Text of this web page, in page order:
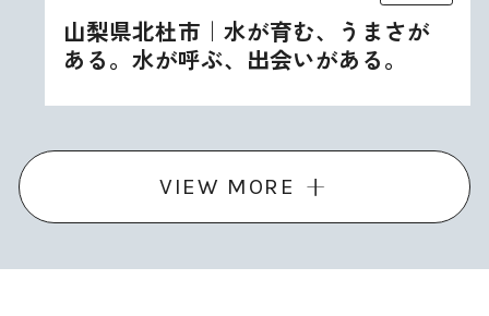
山梨県北杜市｜水が育む、うまさが
ある。水が呼ぶ、出会いがある。
VIEW MORE